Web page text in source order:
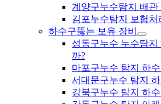
계양구누수탐지 배관
김포누수탐지 보험처
하수구뚫는 보유 장비
성동구누수 누수탐지
까?
마포구누수 탐지 하
서대문구누수 탐지
강북구누수 탐지 하